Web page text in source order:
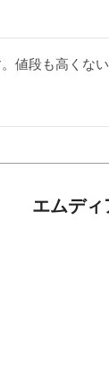
値段も高くな
エムデ